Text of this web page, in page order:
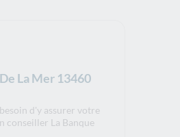
La Mer 13460
d'y assurer votre
conseiller La Banque